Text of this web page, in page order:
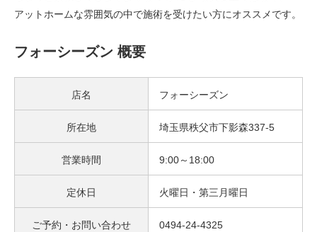
アットホームな雰囲気の中で施術を受けたい方にオススメです。
フォーシーズン 概要
店名 フォーシーズン
所在地 埼玉県秩父市下影森337-5
営業時間 9:00～18:00
定休日 火曜日・第三月曜日
ご予約・お問い合わせ 0494-24-4325